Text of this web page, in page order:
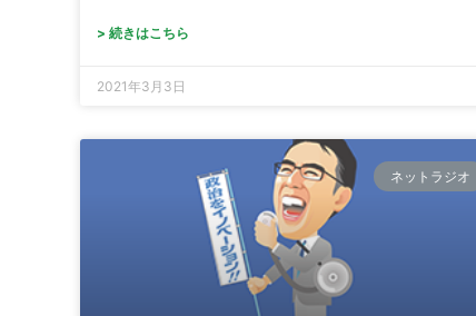
> 続きはこちら
2021年3月3日
ネットラジオ